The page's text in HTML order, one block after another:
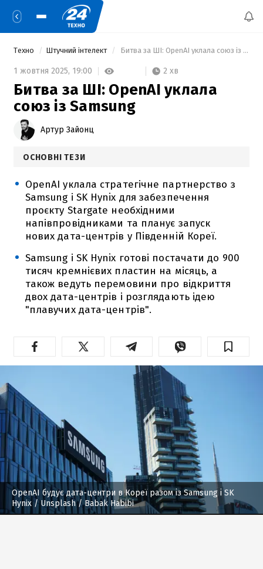
Техно Штучний інтелект Битва за ШІ: OpenAI уклала союз із Samsung
1 жовтня 2025, 19:00 2 хв
Битва за ШІ: OpenAI уклала
союз із Samsung
Артур Зайонц
ОСНОВНІ ТЕЗИ
OpenAI уклала стратегічне партнерство з
Samsung і SK Hynix для забезпечення
проєкту Stargate необхідними
напівпровідниками та планує запуск
нових дата-центрів у Південній Кореї.
Samsung і SK Hynix готові постачати до 900
тисяч кремнієвих пластин на місяць, а
також ведуть перемовини про відкриття
двох дата-центрів і розглядають ідею
"плавучих дата-центрів".
OpenAI будує дата-центри в Кореї разом із Samsung і SK
Hynix / Unsplash / Babak Habibi